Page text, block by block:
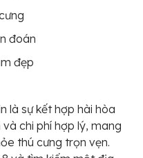
đoán
đẹp
là sự kết hợp hài hòa
chi phí hợp lý, mang
thú cưng trọn vẹn.